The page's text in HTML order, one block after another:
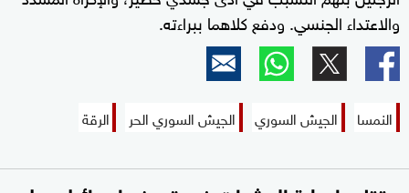
والاعتداء الجنسي. ودفع كلاهما ببراءته.
النمسا الجيش السوري الجيش السوري الحر الرقة